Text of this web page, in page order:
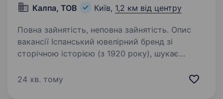
Калпа, ТОВ Київ, 1,2 км від центру
Повна зайнятість, неповна зайнятість. Опис
вакансії Іспанський ювелірний бренд зі
сторічною історією (з 1920 року), шукає
консультанта. Запрошуємо вас приєднатись
24 хв. тому